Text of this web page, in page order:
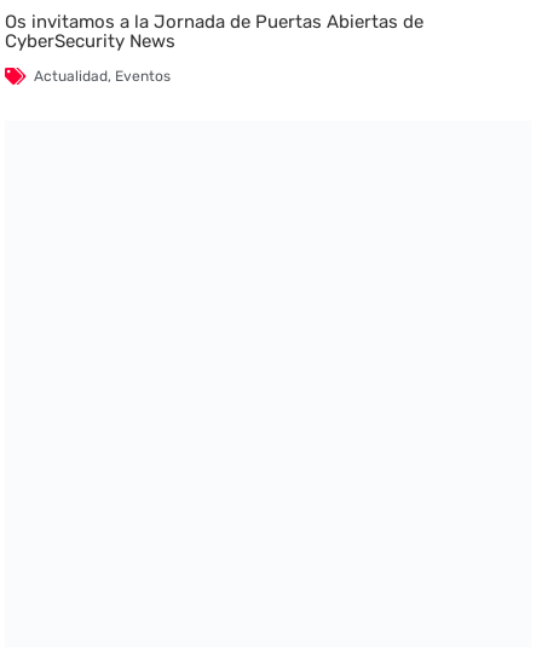
Os invitamos a la Jornada de Puertas Abiertas de
CyberSecurity News
Actualidad, Eventos